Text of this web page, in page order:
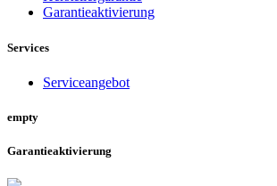
Garantieaktivierung
Services
Serviceangebot
empty
Garantieaktivierung